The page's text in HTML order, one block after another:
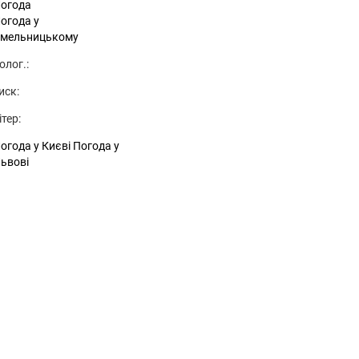
у
у Києві Погода у